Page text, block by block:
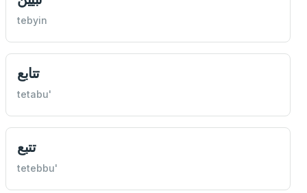
tebyin
تتابع
tetabu'
تتبع
tetebbu'